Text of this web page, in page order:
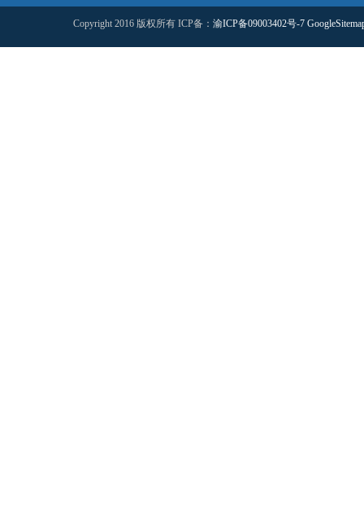
Copyright 2016 版权所有 ICP备： 渝ICP备09003402号-7